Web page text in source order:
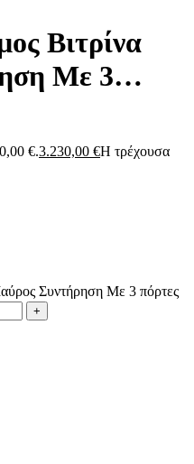
Βιτρίνα
Με 3
€.3.230,00 €Η τρέχουσα
Συντήρηση Με 3 πόρτες